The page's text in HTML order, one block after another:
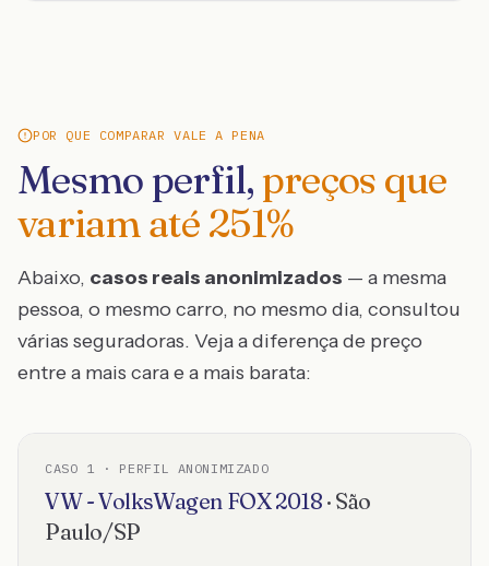
POR QUE COMPARAR VALE A PENA
Mesmo perfil, preços que
variam até 251%
Abaixo, casos reais anonimizados — a mesma
pessoa, o mesmo carro, no mesmo dia, consultou
várias seguradoras. Veja a diferença de preço
entre a mais cara e a mais barata:
CASO 1 · PERFIL ANONIMIZADO
VW - VolksWagen FOX2018 · São
Paulo/SP